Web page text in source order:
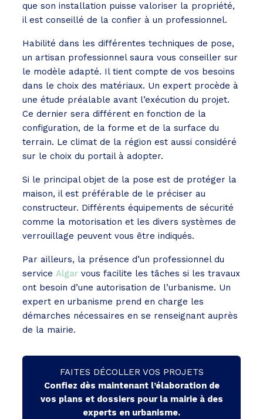
que son installation puisse valoriser la propriété,
il est conseillé de la confier à un professionnel.
Habilité dans les différentes techniques de pose,
un artisan professionnel saura vous conseiller sur
le modèle adapté. Il tient compte de vos besoins
dans le choix des matériaux. Un expert procède à
une étude préalable avant l’exécution du projet.
Ce dernier sera différent en fonction de la
configuration, de la forme et de la surface du
terrain. Le climat de la région est aussi considéré
sur le choix du portail à adopter.
Si le principal objet de la pose est de protéger la
maison, il est préférable de le préciser au
constructeur. Différents équipements de sécurité
comme la motorisation et les divers systèmes de
verrouillage peuvent vous être indiqués.
Par ailleurs, la présence d’un professionnel du
service Algar vous facilite les tâches si les travaux
ont besoin d’une autorisation de l’urbanisme. Un
expert en urbanisme prend en charge les
démarches nécessaires en se renseignant auprès
de la mairie.
FAITES DÉCOLLER VOS PROJETS
Confiez dès maintenant l’élaboration de
vos plans et dossiers pour la mairie à des
experts en urbanisme.